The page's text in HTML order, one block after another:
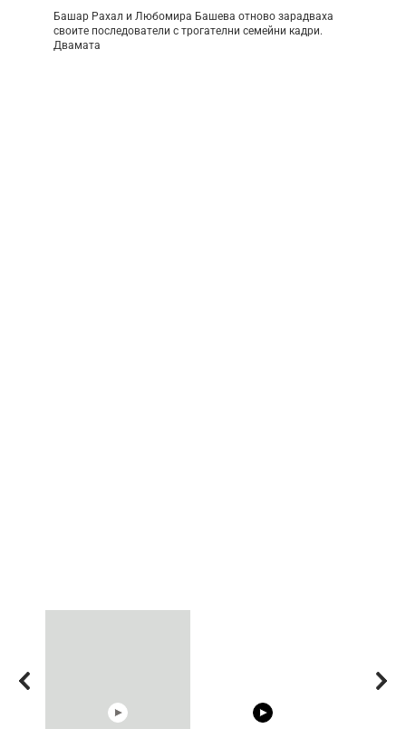
Башар Рахал и Любомира Башева отново зарадваха
своите последователи с трогателни семейни кадри.
Двамата